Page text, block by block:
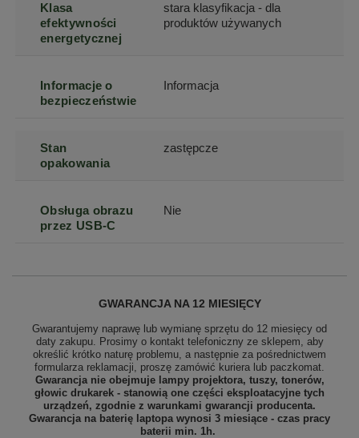
Klasa
efektywności
energetycznej
stara klasyfikacja - dla
produktów używanych
Informacje o
bezpieczeństwie
Informacja
Stan
opakowania
zastępcze
Obsługa obrazu
przez USB-C
Nie
GWARANCJA NA 12 MIESIĘCY
Gwarantujemy naprawę lub wymianę sprzętu do 12 miesięcy od
daty zakupu. Prosimy o kontakt telefoniczny ze sklepem, aby
określić krótko naturę problemu, a następnie za pośrednictwem
formularza reklamacji, proszę zamówić kuriera lub paczkomat.
Gwarancja nie obejmuje lampy projektora, tuszy, tonerów,
głowic drukarek - stanowią one części eksploatacyjne tych
urządzeń, zgodnie z warunkami gwarancji producenta.
Gwarancja na baterię laptopa wynosi 3 miesiące - czas pracy
baterii min. 1h.